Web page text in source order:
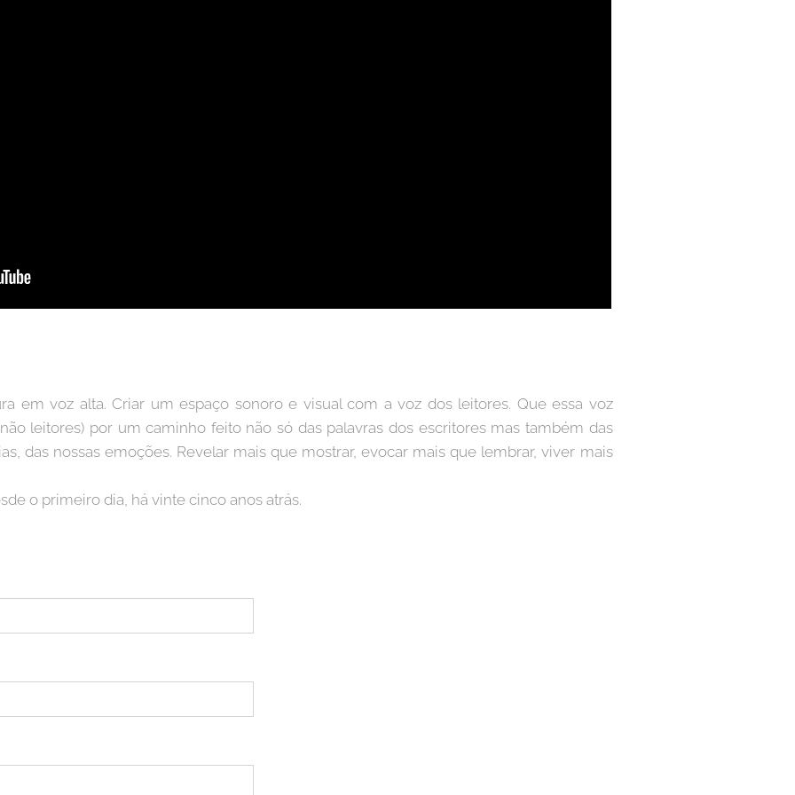
em voz alta. Criar um espaço sonoro e visual com a voz dos leitores. Que essa voz
leitores) por um caminho feito não só das palavras dos escritores mas também das
das nossas emoções. Revelar mais que mostrar, evocar mais que lembrar, viver mais
o primeiro dia, há vinte cinco anos atrás.